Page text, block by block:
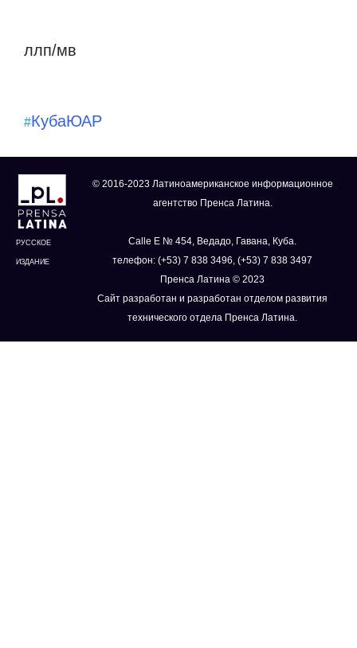
ллп/мв
#КубаЮАР
РУССКОЕ
ИЗДАНИЕ
© 2016-2023 Латиноамериканское информационное
агентство Пренса Латина.
Calle E № 454, Ведадо, Гавана, Куба.
телефон: (+53) 7 838 3496, (+53) 7 838 3497
Пренса Латина © 2023
Сайт разработан и разработан отделом развития
технического отдела Пренса Латина.